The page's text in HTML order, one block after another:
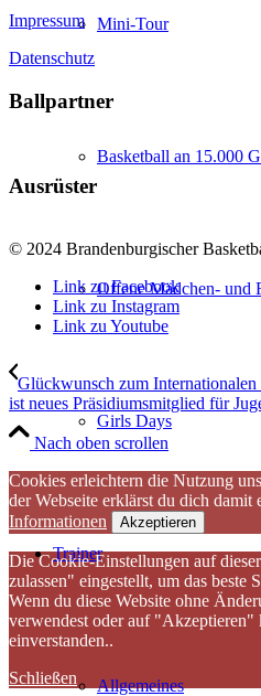
Mini-Tour
Basketball an 15.000
Offene Mädchen- und
Girls Days
Trainer
Allgemeines
Impressum
Datenschutz
Ballpartner
Ausrüster
© 2024 Brandenburgischer
Link zu Facebook
Link zu Instagram
Link zu Youtube
Glückwunsch zum Internationalen
ist neues Präsidiumsmitglied für
Nach oben scrollen
Cookies erleichtern die Nutzung
der Webseite erklärst du dich damit
Informationen
Akzeptieren
Die Cookie-Einstellungen auf
zulassen" eingestellt, um das beste
Wenn du diese Website ohne
verwendest oder auf "Akzeptieren"
einverstanden..
Schließen